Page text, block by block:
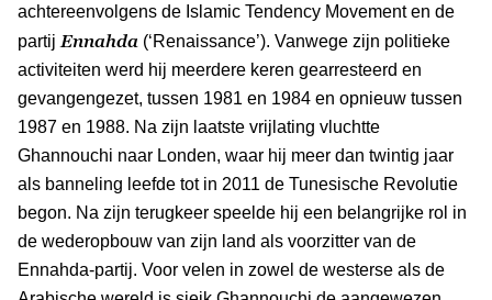
achtereenvolgens de Islamic Tendency Movement en de
partij Ennahda (‘Renaissance’). Vanwege zijn politieke
activiteiten werd hij meerdere keren gearresteerd en
gevangengezet, tussen 1981 en 1984 en opnieuw tussen
1987 en 1988. Na zijn laatste vrijlating vluchtte
Ghannouchi naar Londen, waar hij meer dan twintig jaar
als banneling leefde tot in 2011 de Tunesische Revolutie
begon. Na zijn terugkeer speelde hij een belangrijke rol in
de wederopbouw van zijn land als voorzitter van de
Ennahda-partij. Voor velen in zowel de westerse als de